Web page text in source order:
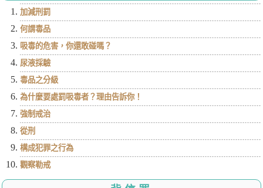
加減刑罰
何謂毒品
吸毒的危害，你還敢碰嗎？
尿液採驗
毒品之分級
為什麼要處罰吸毒者？理由告訴你！
強制戒治
從刑
構成犯罪之行為
觀察勒戒